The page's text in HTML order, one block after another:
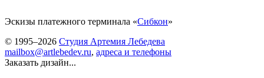
Эскизы платежного терминала «Сибкон»
© 1995–2026 Студия Артемия Лебедева
mailbox@artlebedev.ru, адреса и телефоны
Заказать дизайн...